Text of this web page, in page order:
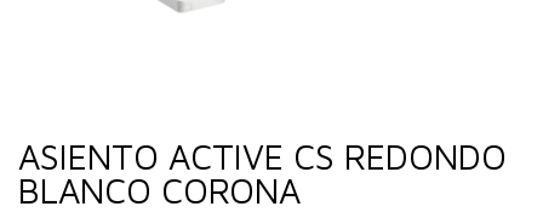
ASIENTO ACTIVE CS REDONDO
BLANCO CORONA